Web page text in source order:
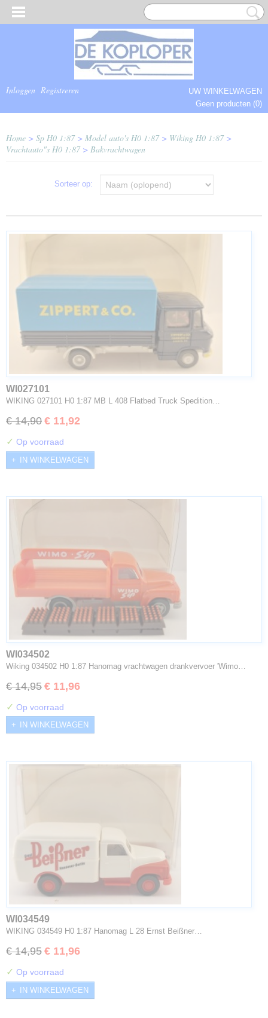
Inloggen Registreren
UW WINKELWAGEN
Geen producten (0)
Home > Sp H0 1:87> Model auto's H0 1:87> Wiking H0 1:87>
Vrachtauto"s H0 1:87> Bakvrachtwagen
Sorteer op:
WI027101
WIKING 027101 H0 1:87 MB L 408 Flatbed Truck Spedition…
€ 14,90 € 11,92
✓ Op voorraad
IN WINKELWAGEN
WI034502
Wiking 034502 H0 1:87 Hanomag vrachtwagen drankvervoer 'Wimo…
€ 14,95 € 11,96
✓ Op voorraad
IN WINKELWAGEN
WI034549
WIKING 034549 H0 1:87 Hanomag L 28 Ernst Beißner…
€ 14,95 € 11,96
✓ Op voorraad
IN WINKELWAGEN